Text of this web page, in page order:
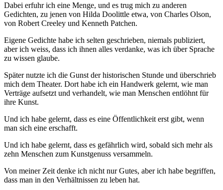
Dabei erfuhr ich eine Menge, und es trug mich zu anderen
Gedichten, zu jenen von Hilda Doolittle etwa, von Charles Olson,
von Robert Creeley und Kenneth Patchen.
Eigene Gedichte habe ich selten geschrieben, niemals publiziert,
aber ich weiss, dass ich ihnen alles verdanke, was ich über Sprache
zu wissen glaube.
Später nutzte ich die Gunst der historischen Stunde und überschrieb
mich dem Theater. Dort habe ich ein Handwerk gelernt, wie man
Verträge aufsetzt und verhandelt, wie man Menschen entlöhnt für
ihre Kunst.
Und ich habe gelernt, dass es eine Öffentlichkeit erst gibt, wenn
man sich eine erschafft.
Und ich habe gelernt, dass es gefährlich wird, sobald sich mehr als
zehn Menschen zum Kunstgenuss versammeln.
Von meiner Zeit denke ich nicht nur Gutes, aber ich habe begriffen,
dass man in den Verhältnissen zu leben hat.